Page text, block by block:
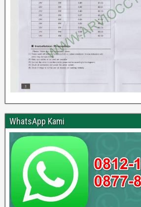
WhatsApp Kami